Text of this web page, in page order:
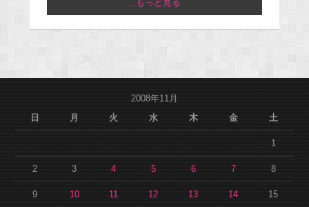
...もっと見る
2008年11月
日
月 火 水 木 金 土
1
2 3 4 5 6 7 8
9 10 11 12 13 14 15